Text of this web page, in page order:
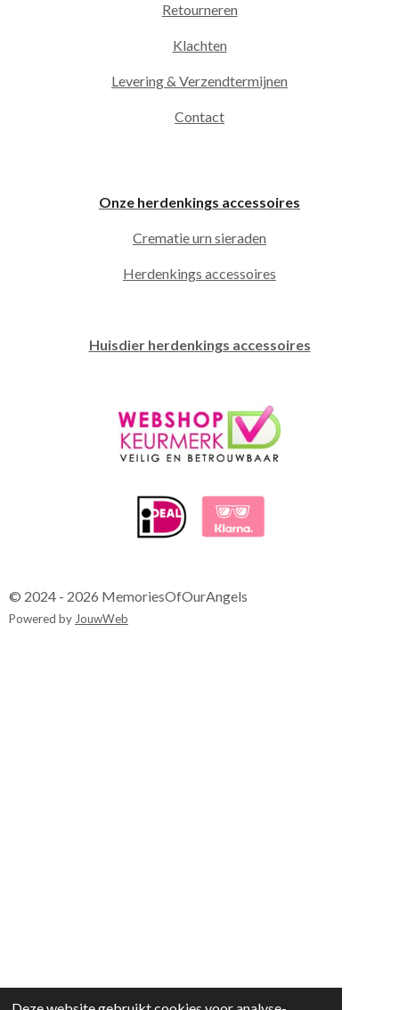
Retourneren
Klachten
Levering & Verzendtermijnen
Contact
Onze herdenkings accessoires
Crematie urn sieraden
Herdenkings accessoires
Huisdier herdenkings accessoires
© 2024 - 2026 MemoriesOfOurAngels
Powered byJouwWeb